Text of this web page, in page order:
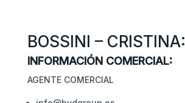
BOSSINI – CRISTINA:
INFORMACIÓN COMERCIAL:
AGENTE COMERCIAL